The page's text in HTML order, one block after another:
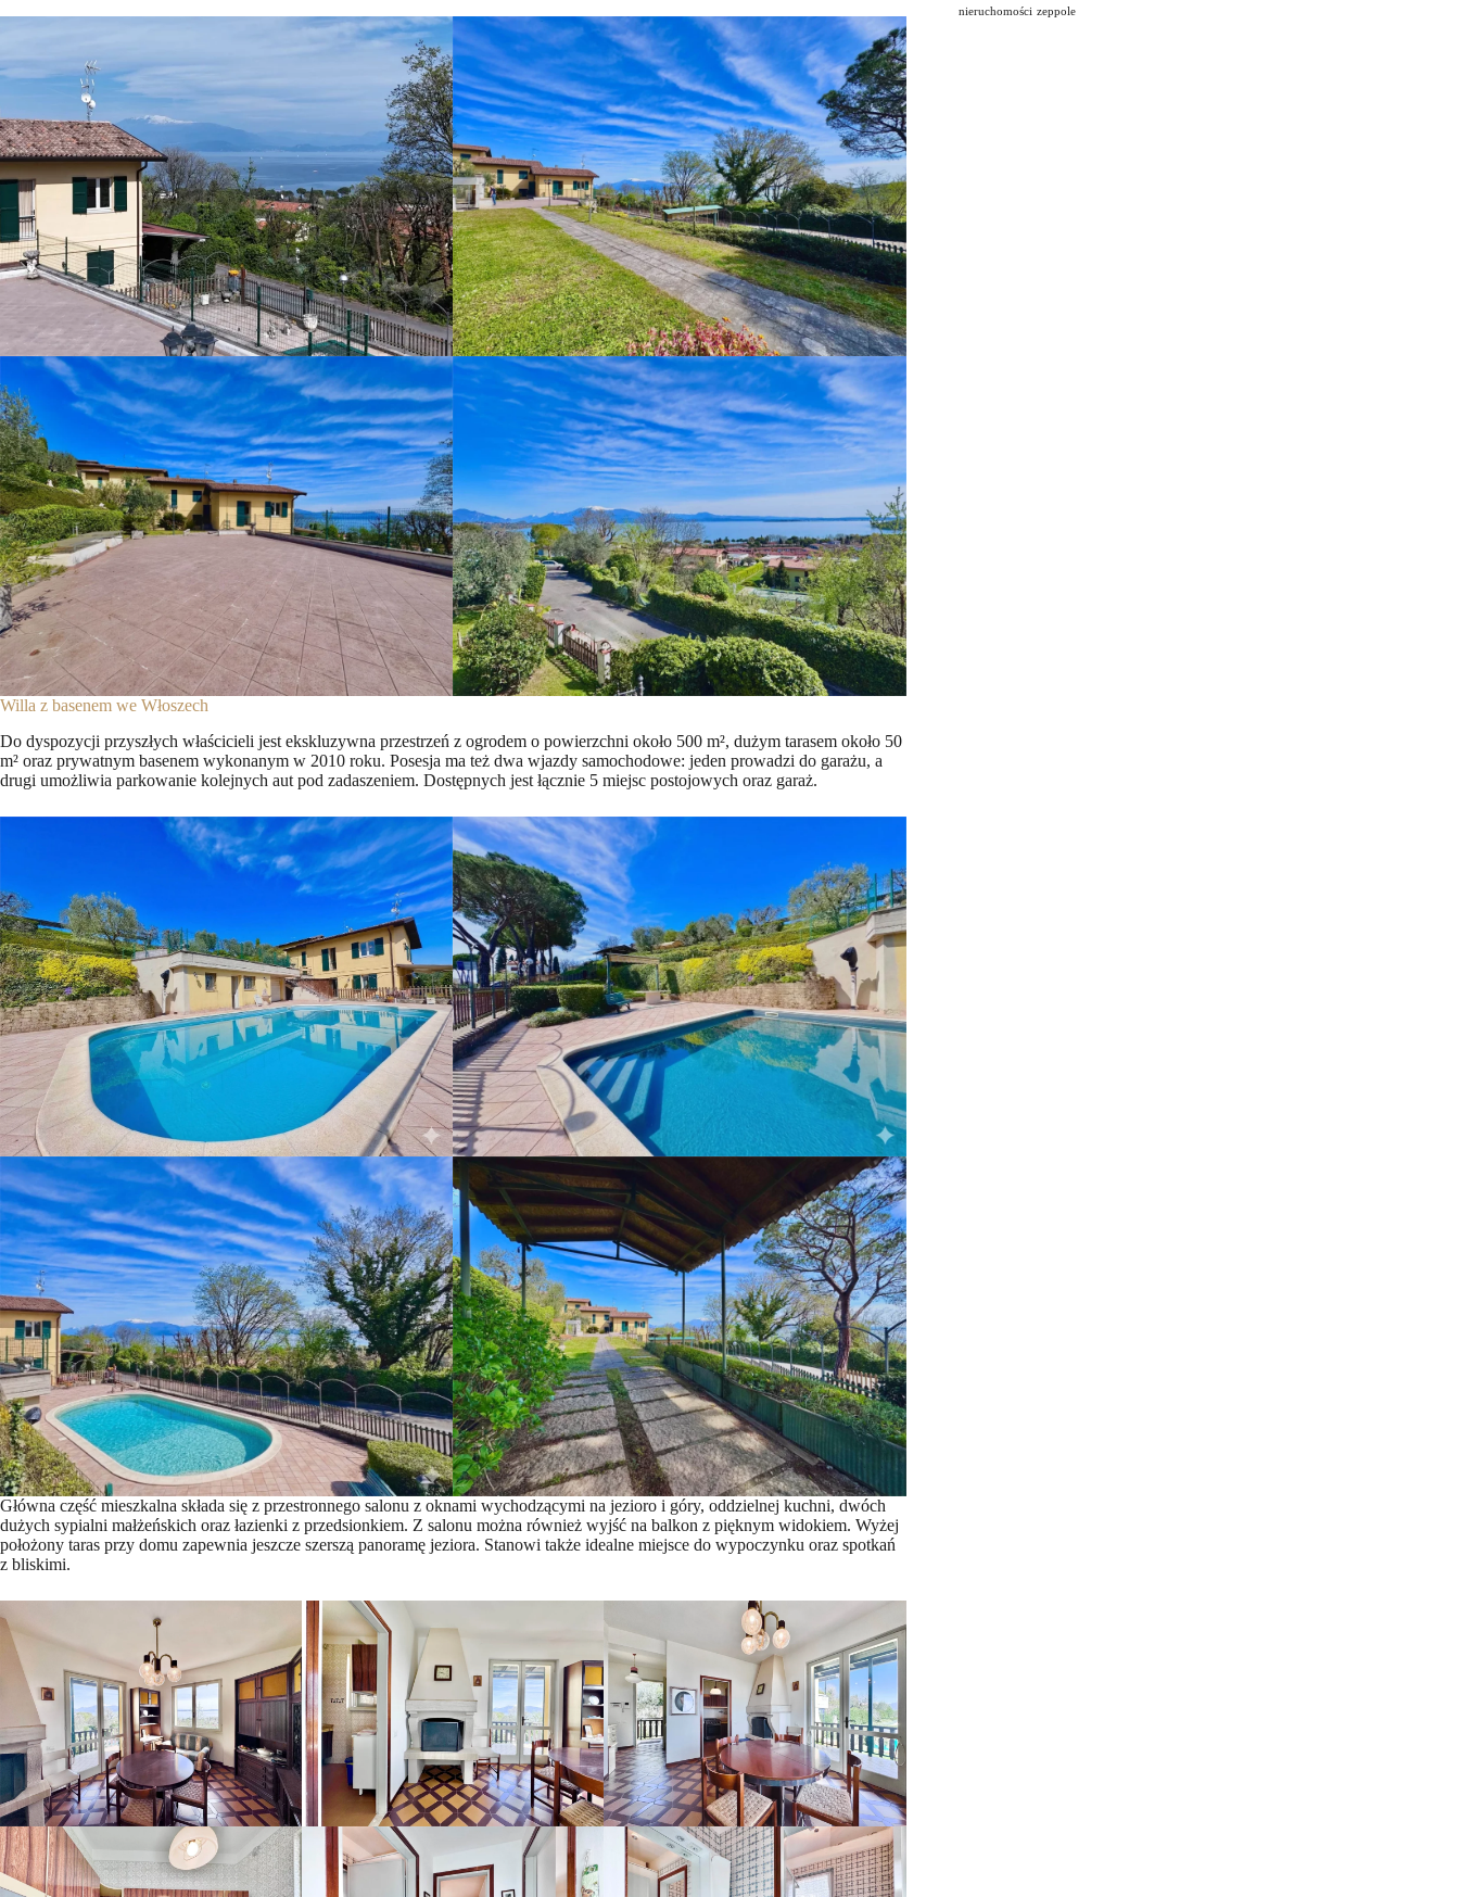
Willa z basenem we Włoszech
Do dyspozycji przyszłych właścicieli jest ekskluzywna przestrzeń z ogrodem o powierzchni około 500 m², dużym tarasem około 50
m² oraz prywatnym basenem wykonanym w 2010 roku. Posesja ma też dwa wjazdy samochodowe: jeden prowadzi do garażu, a
drugi umożliwia parkowanie kolejnych aut pod zadaszeniem. Dostępnych jest łącznie 5 miejsc postojowych oraz garaż.
Główna część mieszkalna składa się z przestronnego salonu z oknami wychodzącymi na jezioro i góry, oddzielnej kuchni, dwóch
dużych sypialni małżeńskich oraz łazienki z przedsionkiem. Z salonu można również wyjść na balkon z pięknym widokiem. Wyżej
położony taras przy domu zapewnia jeszcze szerszą panoramę jeziora. Stanowi także idealne miejsce do wypoczynku oraz spotkań
z bliskimi.
nieruchomości zeppole